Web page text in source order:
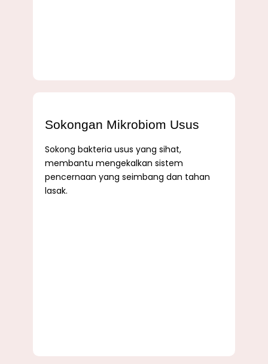
Sokongan Mikrobiom Usus
Sokong bakteria usus yang sihat,
membantu mengekalkan sistem
pencernaan yang seimbang dan tahan
lasak.